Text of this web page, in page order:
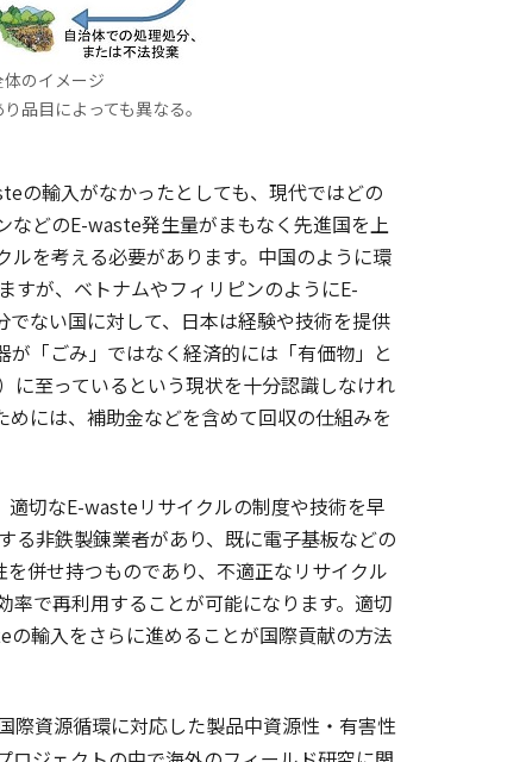
のイメージ
品目によっても異なる。
の輸入がなかったとしても、現代ではどの
などのE-waste発生量がまもなく先進国を上
を考える必要があります。中国のように環
すが、ベトナムやフィリピンのようにE-
ない国に対して、日本は経験や技術を提供
「ごみ」ではなく経済的には「有価物」と
に至っているという現状を十分認識しなけれ
には、補助金などを含めて回収の仕組みを
切なE-wasteリサイクルの制度や技術を早
る非鉄製錬業者があり、既に電子基板などの
併せ持つものであり、不適正なリサイクル
で再利用することが可能になります。適切
輸入をさらに進めることが国際貢献の方法
際資源循環に対応した製品中資源性・有害性